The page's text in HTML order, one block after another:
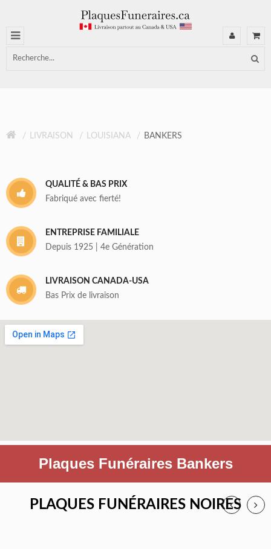
LIVRAISON LOUISIANA BANKERS
QUALITÉ & BAS PRIX
Fabriqué avec fierté!
ENTREPRISE FAMILIALE
Depuis 1925 | 4e Génération
LIVRAISON CANADA-USA
Bas Prix de livraison
Plaques Funéraires Bankers
PLAQUES FUNÉRAIRES NOIRES